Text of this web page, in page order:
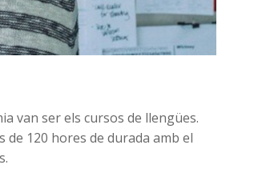
van ser els cursos de llengües.
de 120 hores de durada amb el